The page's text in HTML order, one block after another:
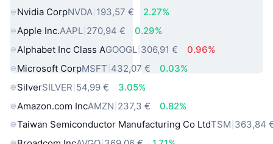
Nvidia CorpNVDA 193,57 €
2.27%
Apple Inc.AAPL 270,94 €
0.29%
Alphabet Inc Class AGOOGL 306,91 €
0.96%
Microsoft CorpMSFT 432,07 €
0.03%
SilverSILVER 54,99 €
3.05%
Amazon.com IncAMZN 237,3 €
0.82%
Taiwan Semiconductor Manufacturing Co LtdTSM 363,84